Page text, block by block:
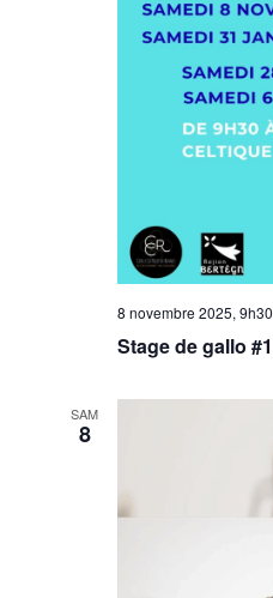
8 novembre 2025, 9h30
Stage de gallo #1
SAM
8